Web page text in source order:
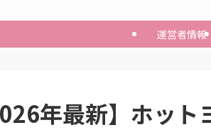
運営者情報
年最新】ホッ